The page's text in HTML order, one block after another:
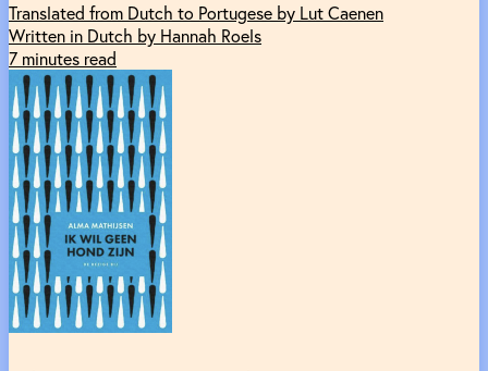
Translated from Dutch to Portugese by Lut Caenen
Written in Dutch by Hannah Roels
7 minutes read